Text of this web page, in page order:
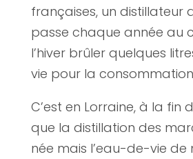
françaises, un distillateur
passe chaque année au
l’hiver brûler quelques
vie pour la
C’est en Lorraine, à la fin
que la distillation des
née mais l’eau-de-vie de